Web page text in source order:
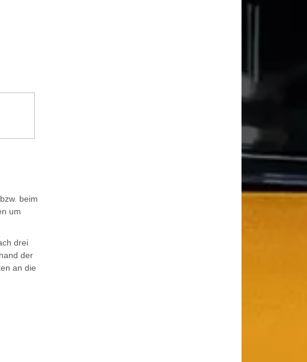
beim
um
drei
der
an die